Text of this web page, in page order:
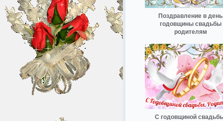
Поздравление в день
годовщины свадьбы
родителям
С годовщиной